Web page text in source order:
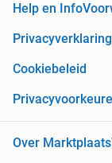
Help en Info
Privacyverklaring
Cookiebeleid
Over Marktplaats